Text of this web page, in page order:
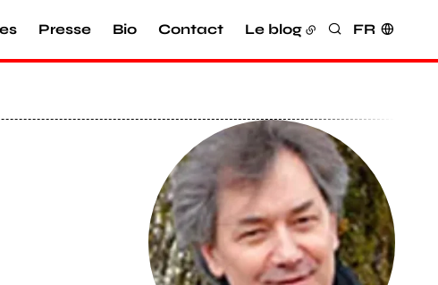
Presse Bio Contact Le blog Rechercher
FR